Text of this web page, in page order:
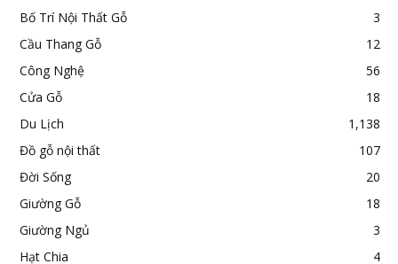
Bố Trí Nội Thất Gỗ
3
Cầu Thang Gỗ
12
Công Nghệ
56
Cửa Gỗ
18
Du Lịch
1,138
Đồ gỗ nội thất
107
Đời Sống
20
Giường Gỗ
18
Giường Ngủ
3
Hạt Chia
4